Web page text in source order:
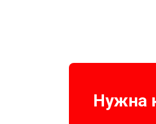
Нужна